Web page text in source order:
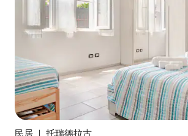
民居 ｜ 托瑞德拉古